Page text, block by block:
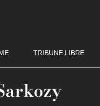
TRIBUNE LIBRE